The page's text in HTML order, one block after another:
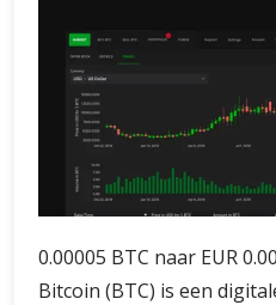
0.00005 BTC naar EUR
Bitcoin (BTC) is een